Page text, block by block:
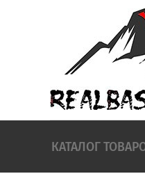
КАТАЛОГ